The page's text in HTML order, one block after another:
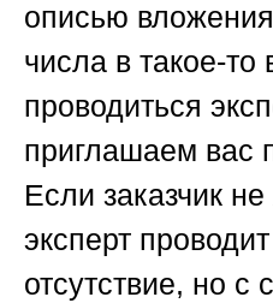
описью
числа в такое-то
проводиться
приглашаем вас
Если заказчик
эксперт
отсутствие, но с